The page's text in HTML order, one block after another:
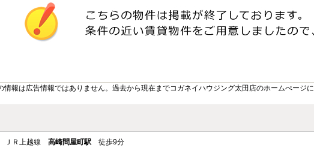
報は広告情報ではありません。過去から現在までコガネイハウジング太田店のホームぺージ
ＪＲ上越線 高崎問屋町駅 徒歩9分